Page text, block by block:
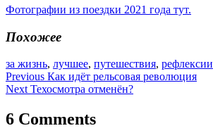
Фотографии из поездки 2021 года тут.
Похожее
за жизнь, лучшее, путешествия, рефлексии
Навигация
по
записям
Previous Как идёт рельсовая революция
Next Техосмотра отменён?
6 Comments